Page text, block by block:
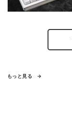
もっと見る